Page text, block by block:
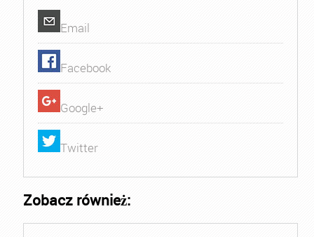
Email
Facebook
Google+
Twitter
Zobacz również: